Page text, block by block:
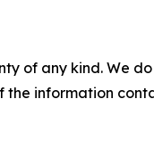
of any kind. We
information